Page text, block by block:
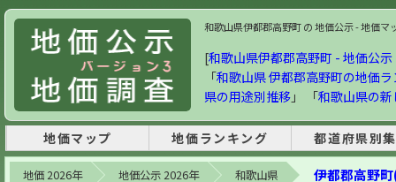
和歌山県伊都郡高野町 の 地価公示 - 地価
[和歌山県伊都郡高野町 - 地価公
「和歌山県 伊都郡高野町の地価
県の用途別推移 」 「和歌山県の
地価マップ 地価ランキング 都道府県別
地価 2026年 地価公示 2026年 和歌山県 伊都郡高野